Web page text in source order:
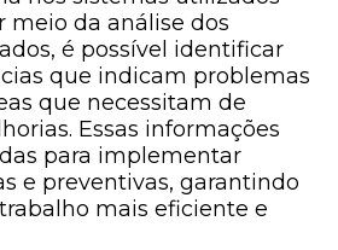
meio da análise dos
é possível identificar
que indicam problemas
que necessitam de
Essas informações
para implementar
e preventivas, garantindo
mais eficiente e